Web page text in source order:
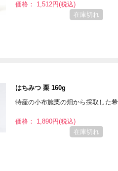
価格： 1,512円(税込)
在庫切れ
はちみつ 栗 160g
特産の小布施栗の畑から採取した
価格： 1,890円(税込)
在庫切れ